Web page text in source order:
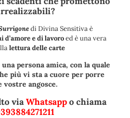
di Divina Sensitiva è
d’amore e di lavoroed è una vera
lettura delle carte
persona amica, con la quale
più vi sta a cuore per porre
vostre angosce.
viaWhatsappo chiama